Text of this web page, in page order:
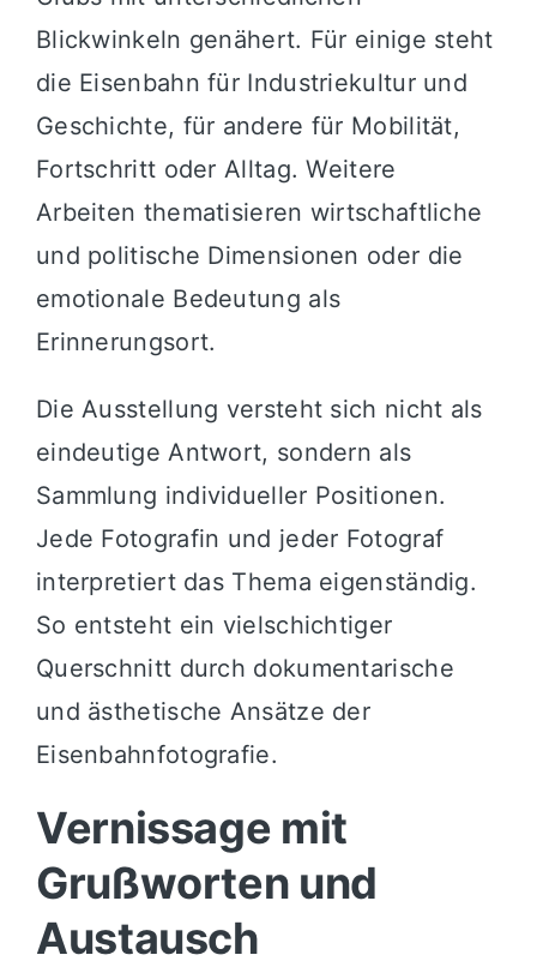
Blickwinkeln genähert. Für einige steht
die Eisenbahn für Industriekultur und
Geschichte, für andere für Mobilität,
Fortschritt oder Alltag. Weitere
Arbeiten thematisieren wirtschaftliche
und politische Dimensionen oder die
emotionale Bedeutung als
Erinnerungsort.
Die Ausstellung versteht sich nicht als
eindeutige Antwort, sondern als
Sammlung individueller Positionen.
Jede Fotografin und jeder Fotograf
interpretiert das Thema eigenständig.
So entsteht ein vielschichtiger
Querschnitt durch dokumentarische
und ästhetische Ansätze der
Eisenbahnfotografie.
Vernissage mit
Grußworten und
Austausch